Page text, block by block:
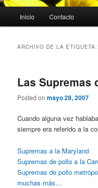
principal
Inicio Contacto
ARCHIVO DE LA
Las Supremas
Posted onmayo 28, 2007
Cuando alguna vez
siempre era referido a la
Supremas a la Maryland
Supremas de pollo a la
Supremas de pollo
muchas más…